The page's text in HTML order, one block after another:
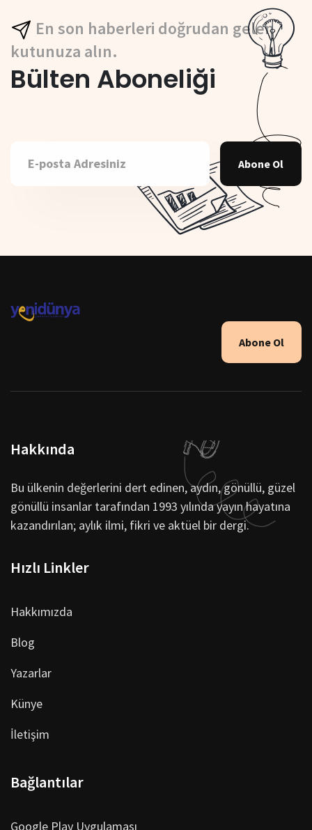
En son haberleri doğrudan gelen
kutunuza alın.
Bülten Aboneliği
Abone Ol
Abone Ol
Hakkında
Bu ülkenin değerlerini dert edinen, aydın, gönüllü, güzel
gönüllü insanlar tarafından 1993 yılında yayın hayatına
kazandırılan; aylık ilmi, fikri ve aktüel bir dergi.
Hızlı Linkler
Hakkımızda
Blog
Yazarlar
Künye
İletişim
Bağlantılar
Google Play Uygulaması